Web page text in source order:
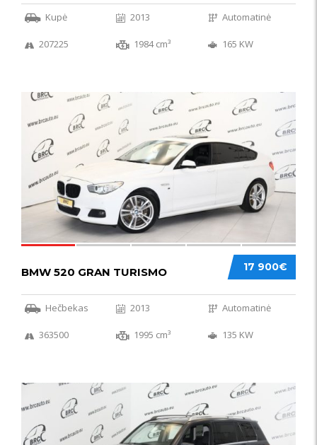
Kupė 2013 Automatinė
207225 1984 cm³ 165 KW
17 900€
BMW 520 GRAN TURISMO
Hečbekas 2013 Automatinė
363500 1995 cm³ 135 KW
IŠSKIRTINIS